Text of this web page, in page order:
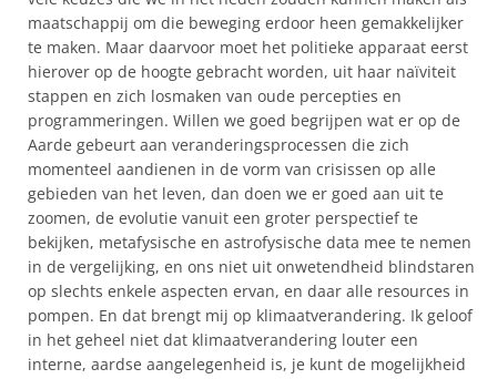
maatschappij om die beweging erdoor heen gemakkelijker
te maken. Maar daarvoor moet het politieke apparaat eerst
hierover op de hoogte gebracht worden, uit haar naïviteit
stappen en zich losmaken van oude percepties en
programmeringen. Willen we goed begrijpen wat er op de
Aarde gebeurt aan veranderingsprocessen die zich
momenteel aandienen in de vorm van crisissen op alle
gebieden van het leven, dan doen we er goed aan uit te
zoomen, de evolutie vanuit een groter perspectief te
bekijken, metafysische en astrofysische data mee te nemen
in de vergelijking, en ons niet uit onwetendheid blindstaren
op slechts enkele aspecten ervan, en daar alle resources in
pompen. En dat brengt mij op klimaatverandering. Ik geloof
in het geheel niet dat klimaatverandering louter een
interne, aardse aangelegenheid is, je kunt de mogelijkheid